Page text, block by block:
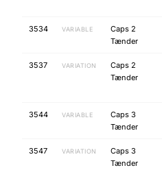
3534 VARIABLE
Caps 2
Tænder
3537 VARIATION
Caps 2
Tænder
3544 VARIABLE
Caps 3
Tænder
3547 VARIATION
Caps 3
Tænder